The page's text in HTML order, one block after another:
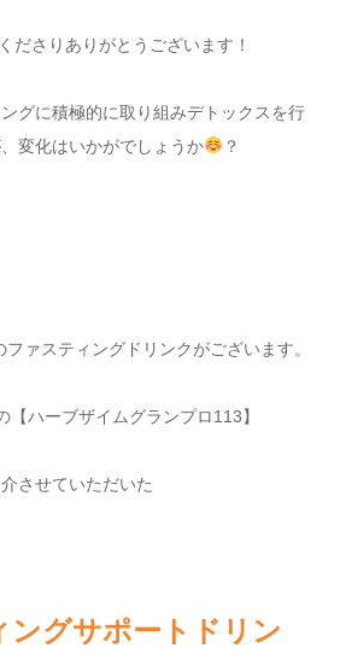
ださりありがとうございます！
グに積極的に取り組みデトックスを行
変化はいかがでしょうか
？
ァスティングドリンクがございます。
【ハーブザイムグランプロ113】
させていただいた
ングサポートドリン